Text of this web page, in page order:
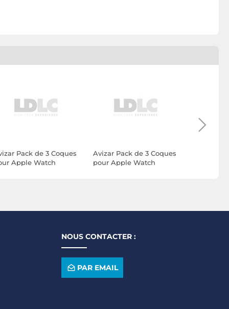
Pack de 3 Coques
Apple Watch
Avizar Pack de 3 Coques
pour Apple Watch
NOUS CONTACTER :
PAR EMAIL